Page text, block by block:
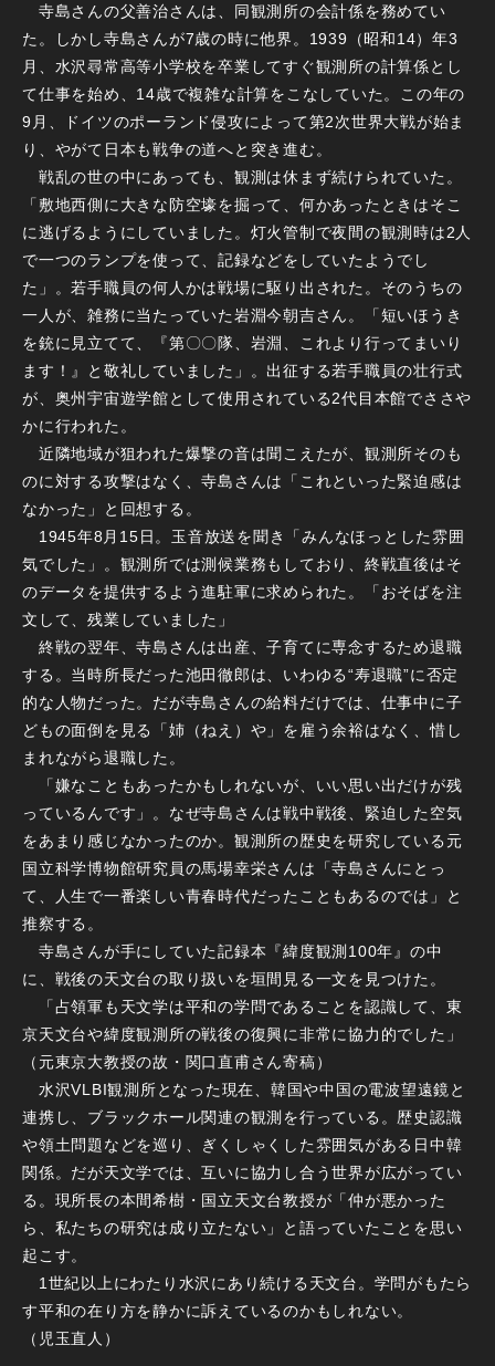
寺島さんの父善治さんは、同観測所の会計係を務めてい
た。しかし寺島さんが7歳の時に他界。1939（昭和14）年3
月、水沢尋常高等小学校を卒業してすぐ観測所の計算係とし
て仕事を始め、14歳で複雑な計算をこなしていた。この年の
9月、ドイツのポーランド侵攻によって第2次世界大戦が始ま
り、やがて日本も戦争の道へと突き進む。
戦乱の世の中にあっても、観測は休まず続けられていた。
「敷地西側に大きな防空壕を掘って、何かあったときはそこ
に逃げるようにしていました。灯火管制で夜間の観測時は2人
で一つのランプを使って、記録などをしていたようでし
た」。若手職員の何人かは戦場に駆り出された。そのうちの
一人が、雑務に当たっていた岩淵今朝吉さん。「短いほうき
を銃に見立てて、『第〇〇隊、岩淵、これより行ってまいり
ます！』と敬礼していました」。出征する若手職員の壮行式
が、奥州宇宙遊学館として使用されている2代目本館でささや
かに行われた。
近隣地域が狙われた爆撃の音は聞こえたが、観測所そのも
のに対する攻撃はなく、寺島さんは「これといった緊迫感は
なかった」と回想する。
1945年8月15日。玉音放送を聞き「みんなほっとした雰囲
気でした」。観測所では測候業務もしており、終戦直後はそ
のデータを提供するよう進駐軍に求められた。「おそばを注
文して、残業していました」
終戦の翌年、寺島さんは出産、子育てに専念するため退職
する。当時所長だった池田徹郎は、いわゆる“寿退職”に否定
的な人物だった。だが寺島さんの給料だけでは、仕事中に子
どもの面倒を見る「姉（ねえ）や」を雇う余裕はなく、惜し
まれながら退職した。
「嫌なこともあったかもしれないが、いい思い出だけが残
っているんです」。なぜ寺島さんは戦中戦後、緊迫した空気
をあまり感じなかったのか。観測所の歴史を研究している元
国立科学博物館研究員の馬場幸栄さんは「寺島さんにとっ
て、人生で一番楽しい青春時代だったこともあるのでは」と
推察する。
寺島さんが手にしていた記録本『緯度観測100年』の中
に、戦後の天文台の取り扱いを垣間見る一文を見つけた。
「占領軍も天文学は平和の学問であることを認識して、東
京天文台や緯度観測所の戦後の復興に非常に協力的でした」
（元東京大教授の故・関口直甫さん寄稿）
水沢VLBI観測所となった現在、韓国や中国の電波望遠鏡と
連携し、ブラックホール関連の観測を行っている。歴史認識
や領土問題などを巡り、ぎくしゃくした雰囲気がある日中韓
関係。だが天文学では、互いに協力し合う世界が広がってい
る。現所長の本間希樹・国立天文台教授が「仲が悪かった
ら、私たちの研究は成り立たない」と語っていたことを思い
起こす。
1世紀以上にわたり水沢にあり続ける天文台。学問がもたら
す平和の在り方を静かに訴えているのかもしれない。
（児玉直人）